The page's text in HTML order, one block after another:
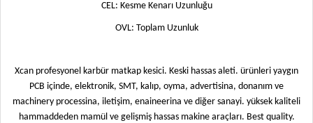
CEL: Kesme Kenarı Uzunluğu
OVL: Toplam Uzunluk
Xcan profesyonel karbür matkap kesici. Keski hassas aleti. ürünleri yaygın
PCB içinde, elektronik, SMT, kalıp, oyma, advertisina, donanım ve
machinery processina, iletişim, enaineerina ve diğer sanayi. yüksek kaliteli
hammaddeden mamül ve gelişmiş hassas makine araçları. Best quality.